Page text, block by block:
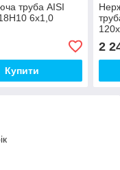
труба AISI
6х1,0
Купити
2